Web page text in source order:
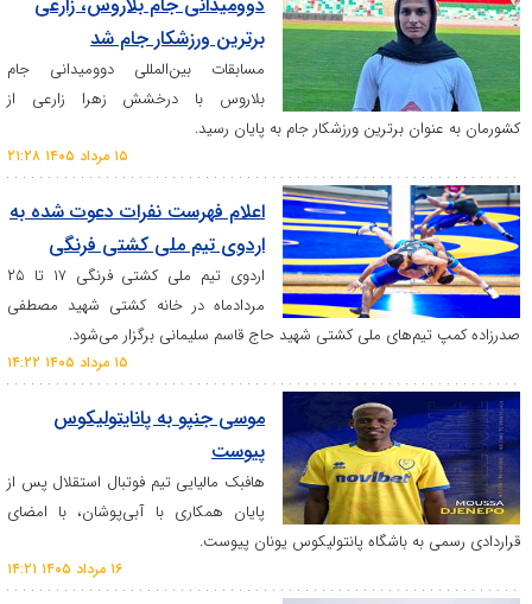
برترین ورزشکار جام شد
مسابقات بین‌المللی دوومیدانی جام
بلاروس با درخشش زهرا زارعی از
برترین ورزشکار جام به پایان رسید.
اعلام فهرست نفرات دعوت شده به
اردوی تیم ملی کشتی فرنگی
اردوی تیم ملی کشتی فرنگی ۱۷ تا ۲۵
مردادماه در خانه کشتی شهید مصطفی
ملی کشتی شهید حاج قاسم سلیمانی برگزار می‌شود.
موسی جنپو به پانایتولیکوس
پیوست
هافبک مالیایی تیم فوتبال استقلال پس از
پایان همکاری با آبی‌پوشان، با امضای
باشگاه پانتولیکوس یونان پیوست.